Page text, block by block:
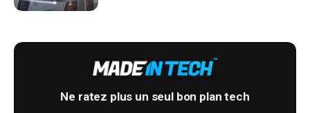
Ne ratez plus un seul bon plan tech